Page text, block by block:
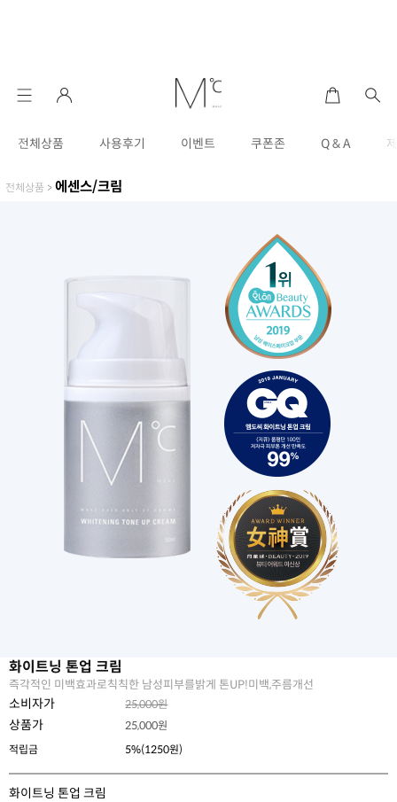
전체상품 사용후기 이벤트 쿠폰존 Q & A
전체상품 > 에센스/크림
화이트닝 톤업 크림
즉각적인 미백효과로칙칙한 남성피부를밝게 톤UP!미백,주름개선
소비자가 25,000원
상품가 25,000원
적립금
5%(1250원)
화이트닝 톤업 크림